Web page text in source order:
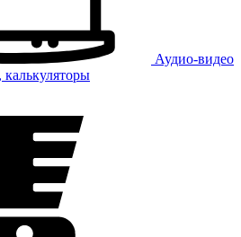
Аудио-видео